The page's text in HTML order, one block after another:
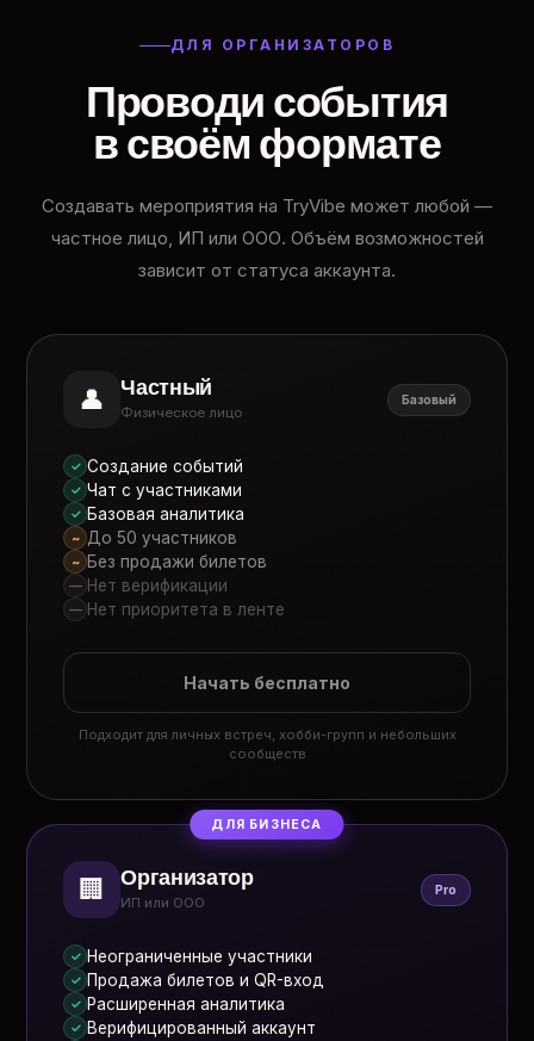
ДЛЯ ОРГАНИЗАТОРОВ
Проводи события
в своём формате
Создавать мероприятия на TryVibe может любой —
частное лицо, ИП или ООО. Объём возможностей
зависит от статуса аккаунта.
👤 Частный
Физическое лицо
Базовый
✓ Создание событий
✓ Чат с участниками
✓ Базовая аналитика
~ До 50 участников
~ Без продажи билетов
— Нет верификации
— Нет приоритета в ленте
Начать бесплатно
Подходит для личных встреч, хобби-групп и небольших
сообществ
ДЛЯ БИЗНЕСА
🏢 Организатор
ИП или ООО
Pro
✓ Неограниченные участники
✓ Продажа билетов и QR-вход
✓ Расширенная аналитика
✓ Верифицированный аккаунт